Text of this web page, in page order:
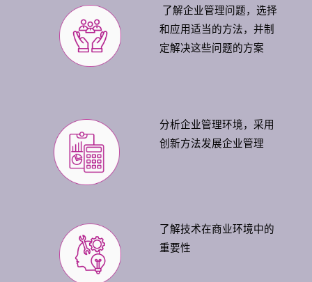
了解企业管理问题，选择
和应用适当的方法，并制
定解决这些问题的方案
分析企业管理环境，采用
创新方法发展企业管理
了解技术在商业环境中的
重要性